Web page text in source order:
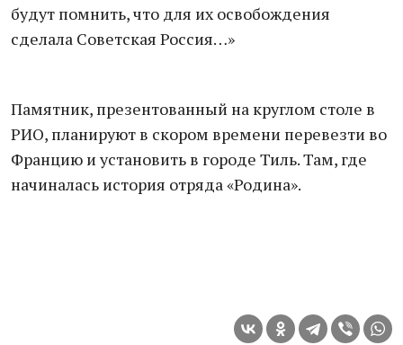
будут помнить, что для их освобождения
сделала Советская Россия…»
Памятник, презентованный на круглом столе в
РИО, планируют в скором времени перевезти во
Францию и установить в городе Тиль. Там, где
начиналась история отряда «Родина».